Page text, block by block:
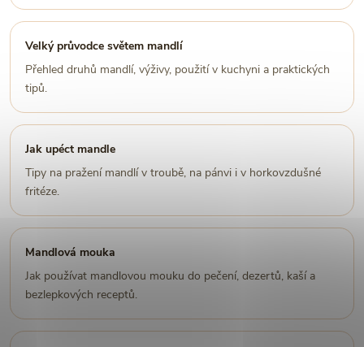
Velký průvodce světem mandlí
Přehled druhů mandlí, výživy, použití v kuchyni a praktických
tipů.
Jak upéct mandle
Tipy na pražení mandlí v troubě, na pánvi i v horkovzdušné
fritéze.
Mandlová mouka
Jak používat mandlovou mouku do pečení, dezertů, kaší a
bezlepkových receptů.